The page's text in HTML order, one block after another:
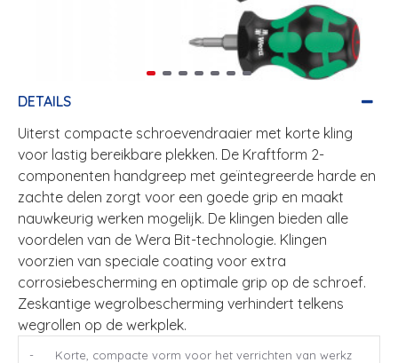
DETAILS
Uiterst compacte schroevendraaier met korte kling
voor lastig bereikbare plekken. De Kraftform 2-
componenten handgreep met geïntegreerde harde en
zachte delen zorgt voor een goede grip en maakt
nauwkeurig werken mogelijk. De klingen bieden alle
voordelen van de Wera Bit-technologie. Klingen
voorzien van speciale coating voor extra
corrosiebescherming en optimale grip op de schroef.
Zeskantige wegrolbescherming verhindert telkens
wegrollen op de werkplek.
- Korte, compacte vorm voor het verrichten van werkz